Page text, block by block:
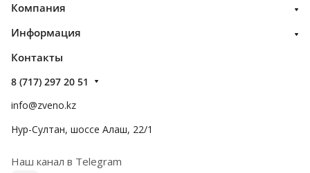
Компания
Информация
Контакты
8 (717) 297 20 51
info@zveno.kz
Нур-Султан, шоссе Алаш, 22/1
Наш канал в Telegram